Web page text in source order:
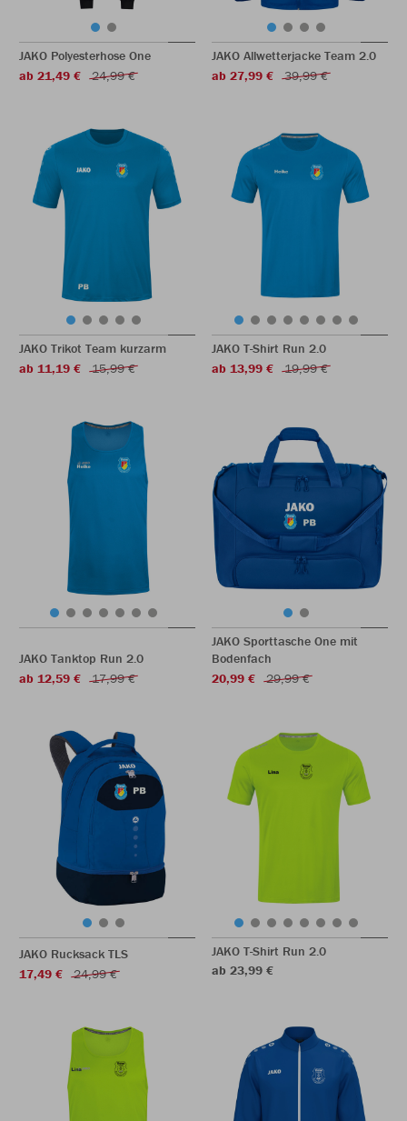
JAKO Polyesterhose One
ab 21,49 €
24,99 €
JAKO Allwetterjacke Team 2.0
ab 27,99 €
39,99 €
JAKO Trikot Team kurzarm
ab 11,19 €
15,99 €
JAKO T-Shirt Run 2.0
ab 13,99 €
19,99 €
JAKO Tanktop Run 2.0
ab 12,59 €
17,99 €
JAKO Sporttasche One mit
Bodenfach
20,99 €
29,99 €
JAKO Rucksack TLS
17,49 €
24,99 €
JAKO T-Shirt Run 2.0
ab 23,99 €